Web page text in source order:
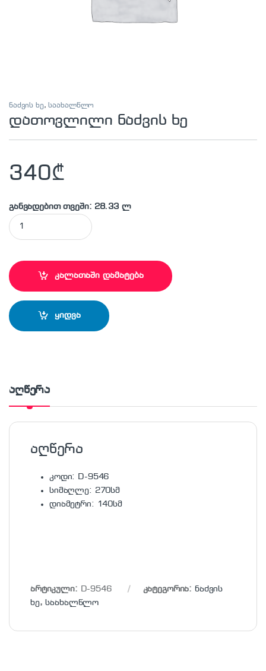
ნაძვის ხე,საახალწლო
დათოვლილი ნაძვის ხე
340₾
განვადებით თვეში: 28.33 ლ
დათოვლილი ნაძვის ხე quantity
კალათაში დამატება
ყიდვა
აღწერა
აღწერა
კოდი: D-9546
სიმაღლე: 270სმ
დიამეტრი: 140სმ
არტიკული: D-9546 კატეგორია: ნაძვის
ხე,საახალწლო